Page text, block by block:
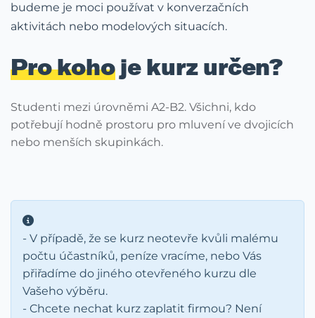
budeme je moci používat v konverzačních
aktivitách nebo modelových situacích.
Pro koho je kurz určen?
Studenti mezi úrovněmi A2-B2. Všichni, kdo
potřebují hodně prostoru pro mluvení ve dvojicích
nebo menších skupinkách.
- V případě, že se kurz neotevře kvůli malému
počtu účastníků, peníze vracíme, nebo Vás
přiřadíme do jiného otevřeného kurzu dle
Vašeho výběru.
- Chcete nechat kurz zaplatit firmou? Není